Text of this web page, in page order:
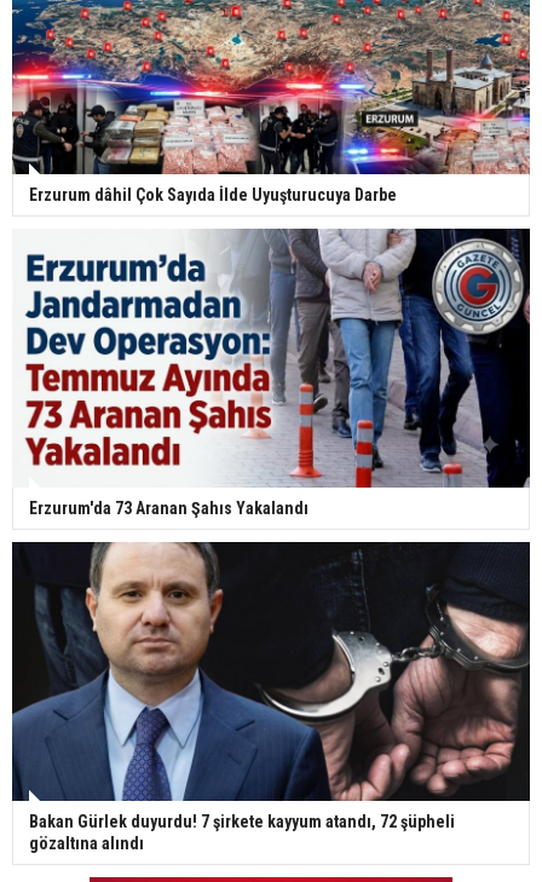
Erzurum dâhil Çok Sayıda İlde Uyuşturucuya Darbe
Erzurum'da 73 Aranan Şahıs Yakalandı
Bakan Gürlek duyurdu! 7 şirkete kayyum atandı, 72 şüpheli
gözaltına alındı